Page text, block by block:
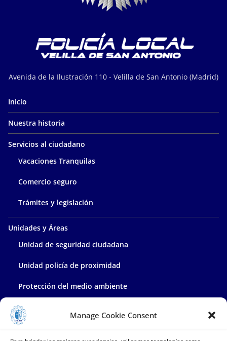
Manage Cookie Consent
Avenida de la Ilustración 110 - Velilla de San Antonio (Madrid)
Inicio
Nuestra historia
Servicios al ciudadano
Vacaciones Tranquilas
Comercio seguro
Trámites y legislación
Unidades y Áreas
Unidad de seguridad ciudadana
Unidad policía de proximidad
Protección del medio ambiente
Policía administrativa